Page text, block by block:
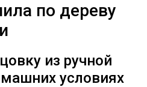
по дереву
из ручной
условиях